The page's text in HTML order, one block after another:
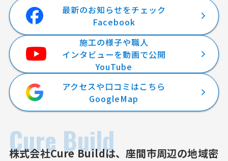
最新のお知らせをチェック
Facebook
施工の様子や職人
インタビューを動画で公開
YouTube
アクセスや口コミはこちら
GoogleMap
Cure Build
株式会社Cure Buildは、座間市周辺の地域密